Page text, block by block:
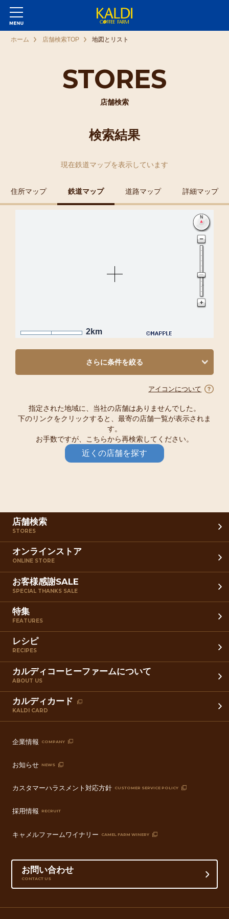
STORES
店舗検索
ホーム 店舗検索TOP 地図とリスト
検索結果
現在鉄道マップを表示しています
住所マップ 鉄道マップ 道路マップ 詳細マップ
2km
さらに条件を絞る
アイコンについて
指定された地域に、当社の店舗はありませんでした。
下のリンクをクリックすると、最寄の店舗一覧が表示されま
す。
お手数ですが、こちらから再検索してください。
近くの店舗を探す
店舗検索
STORES
オンラインストア
ONLINE STORE
お客様感謝SALE
SPECIAL THANKS SALE
特集
FEATURES
レシピ
RECIPES
カルディコーヒーファームについて
ABOUT US
カルディカード
KALDI CARD
企業情報 COMPANY
お知らせ NEWS
カスタマーハラスメント対応方針 CUSTOMER SERVICE POLICY
採用情報 RECRUIT
キャメルファームワイナリー CAMEL FARM WINERY
お問い合わせ
CONTACT US